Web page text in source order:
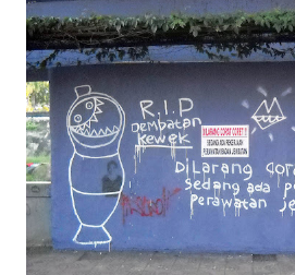
bertemu sangat sebentar, tak lebih
berburu dengan kegiatan lain.
kembali melacak leluhur di
Tengah. Tapi saya sudah lupa-lupa
berselang. Saya nekat saja. Pikir
Sya'ban. Bisa sekalian nyadran ke
Jogja. Gas sajalah... * * * Sabtu sore
menghubungi Mas Asep, kakak
Jogja. Malamnya saya main ...